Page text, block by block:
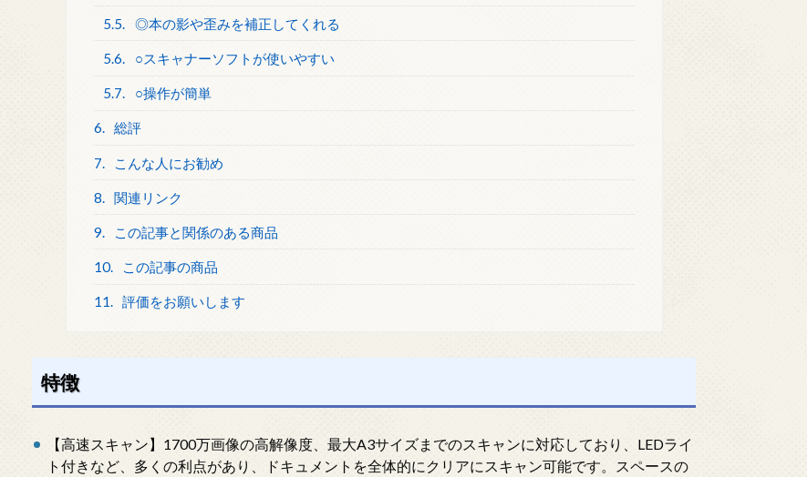
5.5. ◎本の影や歪みを補正してくれる
5.6. ○スキャナーソフトが使いやすい
5.7. ○操作が簡単
6. 総評
7. こんな人にお勧め
8. 関連リンク
9. この記事と関係のある商品
10. この記事の商品
11. 評価をお願いします
特徴
【高速スキャン】1700万画像の高解像度、最大A3サイズまでのスキャンに対応しており、LEDライ
ト付きなど、多くの利点があり、ドキュメントを全体的にクリアにスキャン可能です。スペースの